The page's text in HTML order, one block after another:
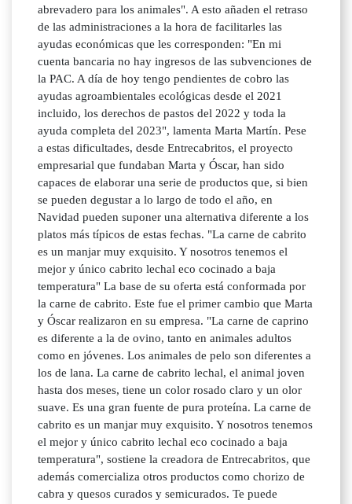
abrevadero para los animales". A esto añaden el retraso
de las administraciones a la hora de facilitarles las
ayudas económicas que les corresponden: "En mi
cuenta bancaria no hay ingresos de las subvenciones de
la PAC. A día de hoy tengo pendientes de cobro las
ayudas agroambientales ecológicas desde el 2021
incluido, los derechos de pastos del 2022 y toda la
ayuda completa del 2023", lamenta Marta Martín. Pese
a estas dificultades, desde Entrecabritos, el proyecto
empresarial que fundaban Marta y Óscar, han sido
capaces de elaborar una serie de productos que, si bien
se pueden degustar a lo largo de todo el año, en
Navidad pueden suponer una alternativa diferente a los
platos más típicos de estas fechas. "La carne de cabrito
es un manjar muy exquisito. Y nosotros tenemos el
mejor y único cabrito lechal eco cocinado a baja
temperatura" La base de su oferta está conformada por
la carne de cabrito. Este fue el primer cambio que Marta
y Óscar realizaron en su empresa. "La carne de caprino
es diferente a la de ovino, tanto en animales adultos
como en jóvenes. Los animales de pelo son diferentes a
los de lana. La carne de cabrito lechal, el animal joven
hasta dos meses, tiene un color rosado claro y un olor
suave. Es una gran fuente de pura proteína. La carne de
cabrito es un manjar muy exquisito. Y nosotros tenemos
el mejor y único cabrito lechal eco cocinado a baja
temperatura", sostiene la creadora de Entrecabritos, que
además comercializa otros productos como chorizo de
cabra y quesos curados y semicurados. Te puede